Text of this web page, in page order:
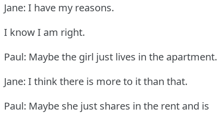
Jane: I have my reasons.
I know I am right.
Paul: Maybe the girl just lives in the apartment.
Jane: I think there is more to it than that.
Paul: Maybe she just shares in the rent and is